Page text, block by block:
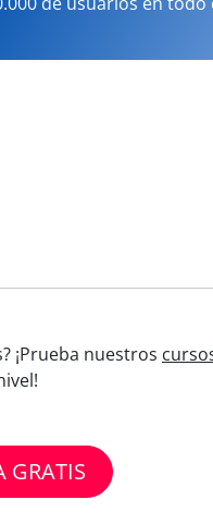
¡Prueba nuestros
GRATIS